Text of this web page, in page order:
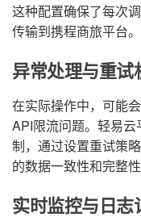
这种配置确保了每次
传输到携程商旅平台。
异常处理与重试
在实际操作中，可能
API限流问题。轻易
制，通过设置重试策
的数据一致性和完整性
实时监控与日志